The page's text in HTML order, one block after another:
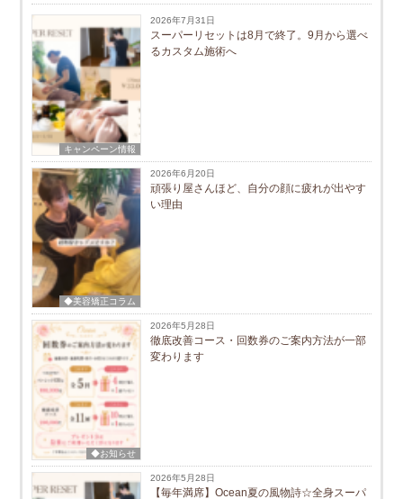
キャンペーン情報
2026年7月31日
スーパーリセットは8月で終了。9月から選べ
るカスタム施術へ
◆美容矯正コラム
2026年6月20日
頑張り屋さんほど、自分の顔に疲れが出やす
い理由
◆お知らせ
2026年5月28日
徹底改善コース・回数券のご案内方法が一部
変わります
2026年5月28日
【毎年満席】Ocean夏の風物詩☆全身スーパ